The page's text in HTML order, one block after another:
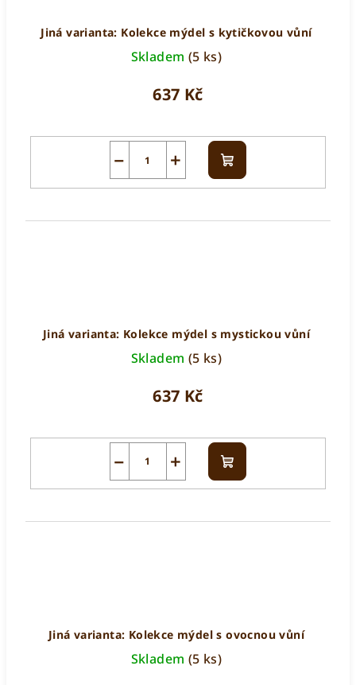
Jiná varianta: Kolekce mýdel s kytičkovou vůní
Skladem (5 ks)
637 Kč
+
− Do
košíku
Jiná varianta: Kolekce mýdel s mystickou vůní
Skladem (5 ks)
637 Kč
+
− Do
košíku
Jiná varianta: Kolekce mýdel s ovocnou vůní
Skladem (5 ks)